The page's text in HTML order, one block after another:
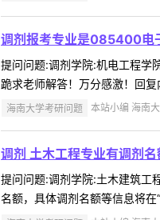
调剂报考专业是085400电
提问问题:调剂学院:机电工程
跪求老师解答！万分感激！回
海南大学考研问题 本站小编 海南
调剂 土木工程专业有调剂名
提问问题:调剂学院:土木建筑工
名额，具体调剂名额等信息将